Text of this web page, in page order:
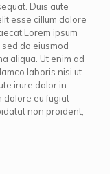
Duis aute
esse cillum dolore
ipsum
do eiusmod
aliqua. Ut enim ad
laboris nisi ut
irure dolor in
dolore eu fugiat
non proident,